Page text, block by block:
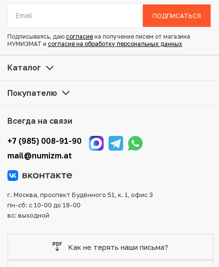
Купить 10 кэш 1920 года Китай по привлекательной цене
можно в нашем интернет-магазине — Вам достаточно
оформить заказ на сайте. Все монеты, представленные
в каталоге, находятся в наличии на нашем складе.
того, возможен самовывоз товара из офиса магазина.
тщательно упаковываются, что исключает возможность
повреждения во время доставки.
ПОДПИСАТЬСЯ
Подписываясь, даю согласие на получение писем от магазина
НУМИЗМАТ и согласие на обработку персональных данных
Каталог
Покупателю
Всегда на связи
+7 (985) 008-91-90
mail@numizm.at
г. Москва, проспект Будённого 51, к. 1, офис 3
пн-сб: с 10-00 до 18-00
вс: выходной
Как не терять наши письма?